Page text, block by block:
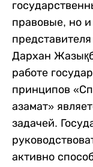
правовые, но
Дархан
работе
принципов
азамат»
задачей.
активно